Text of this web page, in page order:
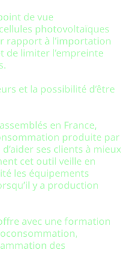
de vue
photovoltaïques
rapport à l’importation
de limiter l’empreinte
et la possibilité d’être
en France,
produite par
ses clients à mieux
cet outil veille en
les équipements
y a production
avec une formation
des